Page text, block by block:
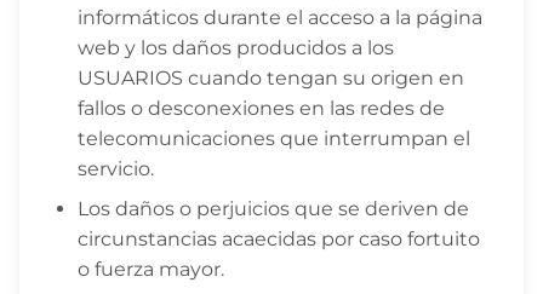
informáticos durante el acceso a la página
web y los daños producidos a los
USUARIOS cuando tengan su origen en
fallos o desconexiones en las redes de
telecomunicaciones que interrumpan el
servicio.
Los daños o perjuicios que se deriven de
circunstancias acaecidas por caso fortuito
o fuerza mayor.